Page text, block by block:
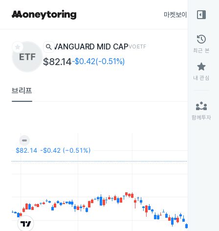
마켓보이스
star search VANGUARD MID CAPVOETF
$82.14-$0.42(-0.51%)
브리프
right_panel_open
history
최근 본
star
내 관심
partner_exchange
함께투자